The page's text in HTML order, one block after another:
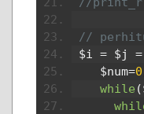
//
$i = $j =
    $num
=0
while (